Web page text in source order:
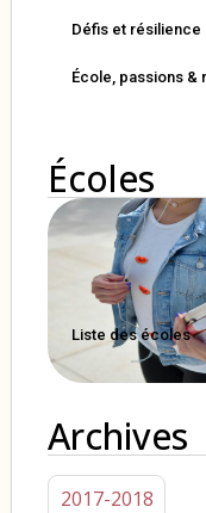
Défis et résilience
École, passions &
Écoles
Liste des écoles
Archives
2017-2018